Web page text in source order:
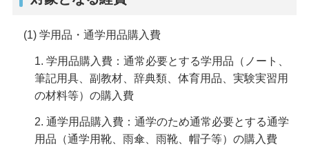
(1) 学用品・通学用品購入費
1. 学用品購入費：通常必要とする学用品（ノート、
筆記用具、副教材、辞典類、体育用品、実験実習用
の材料等）の購入費
2. 通学用品購入費：通学のため通常必要とする通学
用品（通学用靴、雨傘、雨靴、帽子等）の購入費